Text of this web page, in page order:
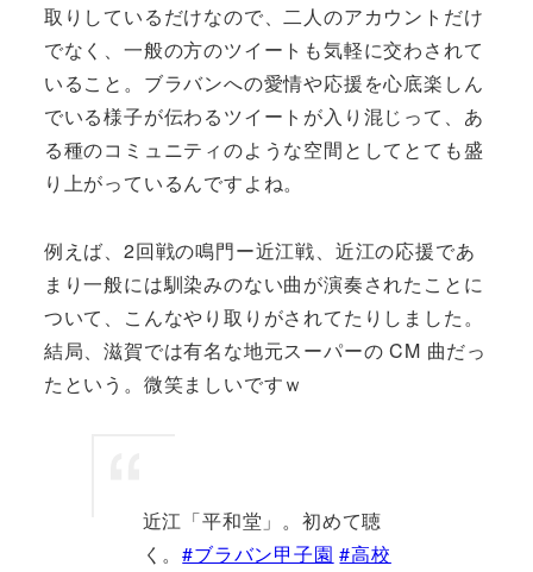
取りしているだけなので、二人のアカウントだけ
でなく、一般の方のツイートも気軽に交わされて
いること。ブラバンへの愛情や応援を心底楽しん
でいる様子が伝わるツイートが入り混じって、あ
る種のコミュニティのような空間としてとても盛
り上がっているんですよね。
例えば、2回戦の鳴門ー近江戦、近江の応援であ
まり一般には馴染みのない曲が演奏されたことに
ついて、こんなやり取りがされてたりしました。
結局、滋賀では有名な地元スーパーの CM 曲だっ
たという。微笑ましいですｗ
近江「平和堂」。初めて聴
く。#ブラバン甲子園 #高校